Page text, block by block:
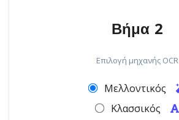
Βήμα 2
Επιλογή μηχανής OCR
Μελλοντικός
Κλασσικός